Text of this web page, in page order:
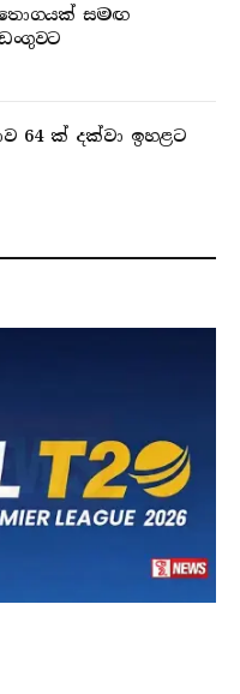
තොගයක් සමඟ
64 ක් දක්වා ඉහළට